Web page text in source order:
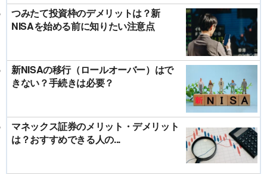
つみたて投資枠のデメリットは？新
NISAを始める前に知りたい注意点
新NISAの移行（ロールオーバー）はで
きない？手続きは必要？
マネックス証券のメリット・デメリット
は？おすすめできる人の...